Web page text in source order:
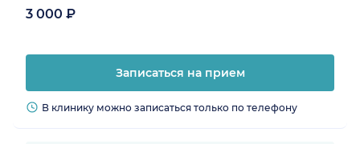
3 000 ₽
Записаться на прием
В клинику можно записаться только по телефону